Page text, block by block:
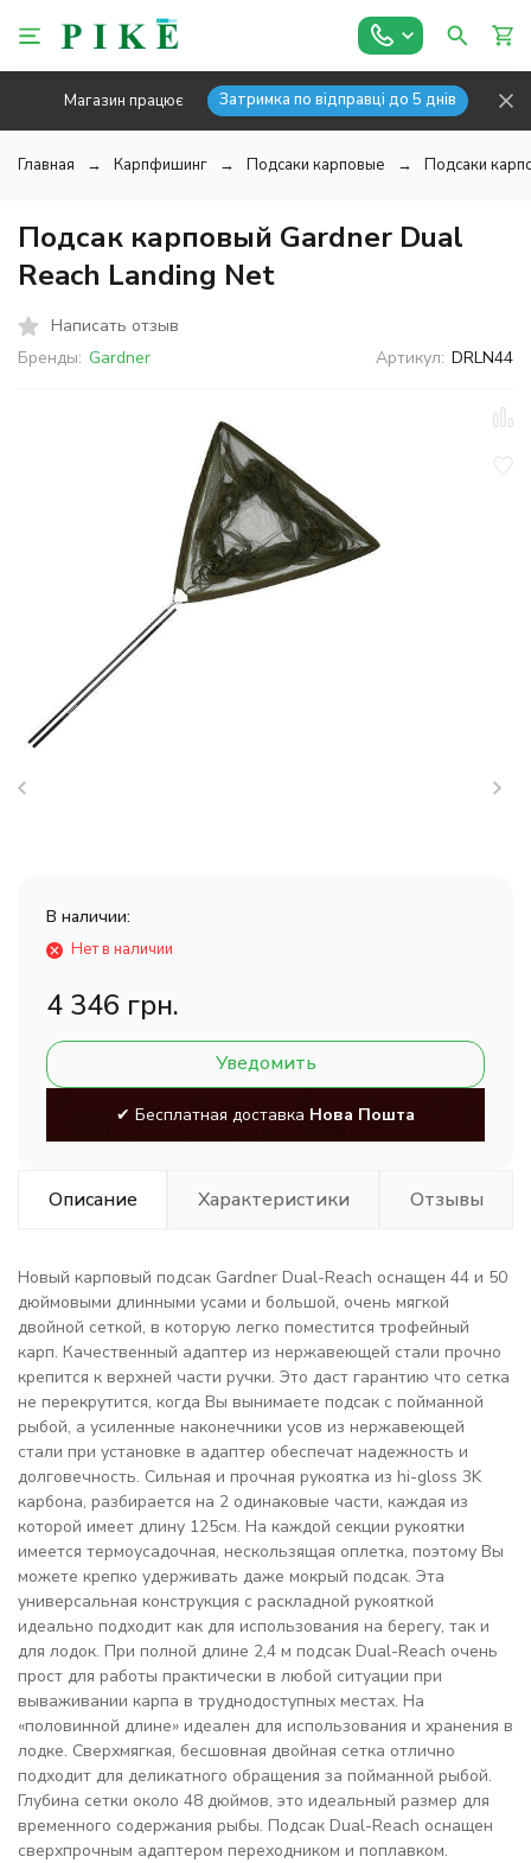
Магазин працює Затримка по відправці до 5 днів
Главная Карпфишинг Подсаки карповые Подсаки
Подсак карповый Gardner Dual
Reach Landing Net
Написать отзыв
Бренды: Gardner Артикул: DRLN44
В наличии:
Нет в наличии
4 346 грн.
Уведомить
✔ Бесплатная доставка Нова Пошта
Описание Характеристики Отзывы
Новый карповый подсак Gardner Dual-Reach оснащен 44 и 50
дюймовыми длинными усами и большой, очень мягкой
двойной сеткой, в которую легко поместится трофейный
карп. Качественный адаптер из нержавеющей стали прочно
крепится к верхней части ручки. Это даст гарантию что сетка
не перекрутится, когда Вы вынимаете подсак с пойманной
рыбой, а усиленные наконечники усов из нержавеющей
стали при установке в адаптер обеспечат надежность и
долговечность. Сильная и прочная рукоятка из hi-gloss 3K
карбона, разбирается на 2 одинаковые части, каждая из
которой имеет длину 125см. На каждой секции рукоятки
имеется термоусадочная, нескользящая оплетка, поэтому Вы
можете крепко удерживать даже мокрый подсак. Эта
универсальная конструкция с раскладной рукояткой
идеально подходит как для использования на берегу, так и
для лодок. При полной длине 2,4 м подсак Dual-Reach очень
прост для работы практически в любой ситуации при
вываживании карпа в труднодоступных местах. На
«половинной длине» идеален для использования и хранения в
лодке. Сверхмягкая, бесшовная двойная сетка отлично
подходит для деликатного обращения за пойманной рыбой.
Глубина сетки около 48 дюймов, это идеальный размер для
временного содержания рыбы. Подсак Dual-Reach оснащен
сверхпрочным адаптером переходником и поплавком.